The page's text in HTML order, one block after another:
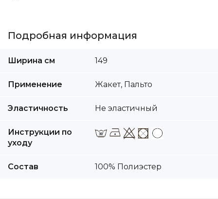
Подробная информация
информация
Ширина cм 149
Применение Жакет, Пальто
Эластичность Не эластичный
Инструкции по
уходу
Состав 100% Полиэстер